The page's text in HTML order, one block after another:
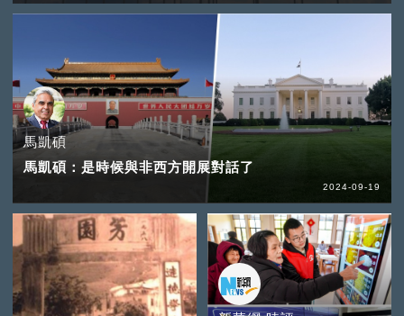
馬凱碩
馬凱碩：是時候與非西方開展對話了
2024-09-19